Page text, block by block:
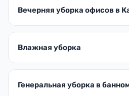
Вечерняя уборка офисов в
Влажная уборка
Генеральная уборка в